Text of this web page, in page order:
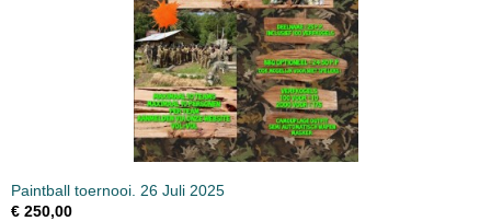
Paintball toernooi. 26 Juli 2025
€ 250,00